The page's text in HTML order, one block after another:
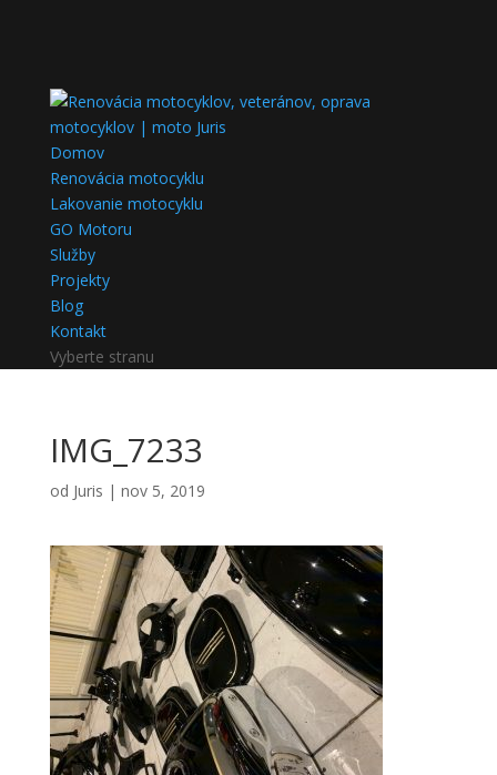
Domov
Renovácia motocyklu
Lakovanie motocyklu
GO Motoru
Služby
Projekty
Blog
Kontakt
Vyberte stranu
IMG_7233
od Juris | nov 5, 2019
Nevyhnutné
Tieto súbory